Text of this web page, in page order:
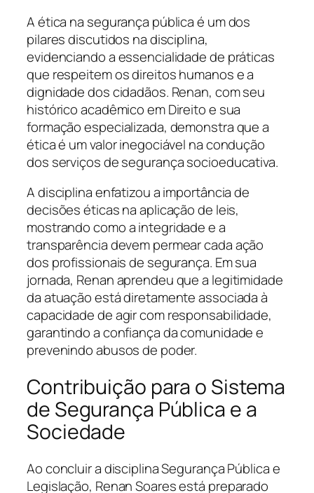
A ética na segurança pública é um dos
pilares discutidos na disciplina,
evidenciando a essencialidade de práticas
que respeitem os direitos humanos e a
dignidade dos cidadãos. Renan, com seu
histórico acadêmico em Direito e sua
formação especializada, demonstra que a
ética é um valor inegociável na condução
dos serviços de segurança socioeducativa.
A disciplina enfatizou a importância de
decisões éticas na aplicação de leis,
mostrando como a integridade e a
transparência devem permear cada ação
dos profissionais de segurança. Em sua
jornada, Renan aprendeu que a legitimidade
da atuação está diretamente associada à
capacidade de agir com responsabilidade,
garantindo a confiança da comunidade e
prevenindo abusos de poder.
Contribuição para o Sistema
de Segurança Pública e a
Sociedade
Ao concluir a disciplina Segurança Pública e
Legislação, Renan Soares está preparado